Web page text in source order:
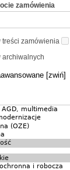
zamówienia
treści zamówienia
archiwalnych
[zwiń]